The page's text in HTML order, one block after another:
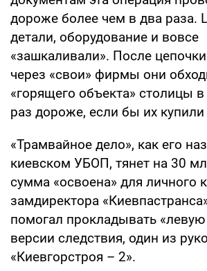
дороже более чем в два раза.
детали, оборудование и вовсе
«зашкаливали». После
через «свои» фирмы они
«горящего объекта» столицы
раз дороже, если бы их
«Трамвайное дело», как его
киевском УБОП, тянет на 30
сумма «освоена» для личного
замдиректора
помогал прокладывать
версии следствия, один из
«Киевгорстроя – 2».